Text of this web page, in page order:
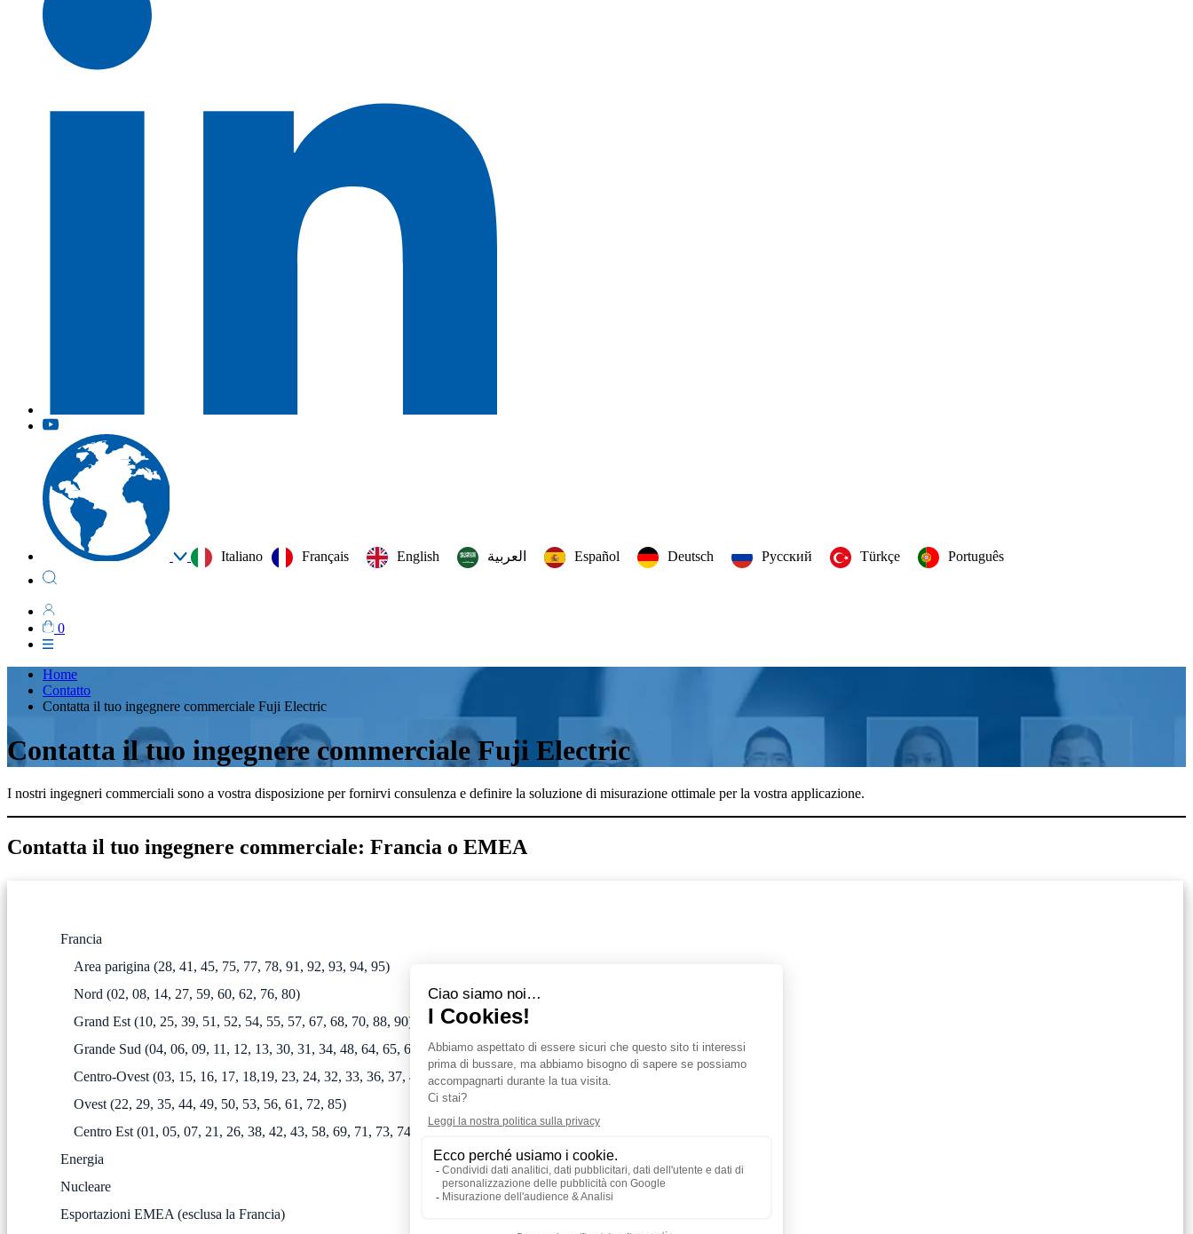
Italiano Français English العربية‏ Español Deutsch Русский Türkçe Português
0
Home
Contatto
Contatta il tuo ingegnere commerciale Fuji Electric
Contatta il tuo ingegnere commerciale Fuji Electric
I nostri ingegneri commerciali sono a vostra disposizione per fornirvi consulenza e definire la soluzione di misurazione ottimale per la vostra applicazione.
Contatta il tuo ingegnere commerciale: Francia o EMEA
Francia
Area parigina (28, 41, 45, 75, 77, 78, 91, 92, 93, 94, 95)
Nord (02, 08, 14, 27, 59, 60, 62, 76, 80)
Grand Est (10, 25, 39, 51, 52, 54, 55, 57, 67, 68, 70, 88, 90) e Lussemburgo
Grande Sud (04, 06, 09, 11, 12, 13, 30, 31, 34, 48, 64, 65, 66, 81, 83, 84, 2B, 2A)
Centro-Ovest (03, 15, 16, 17, 18,19, 23, 24, 32, 33, 36, 37, 40, 46, 47, 63, 79, 82, 86, 87)
Ovest (22, 29, 35, 44, 49, 50, 53, 56, 61, 72, 85)
Centro Est (01, 05, 07, 21, 26, 38, 42, 43, 58, 69, 71, 73, 74, 89)
Energia
Nucleare
Esportazioni EMEA (esclusa la Francia)